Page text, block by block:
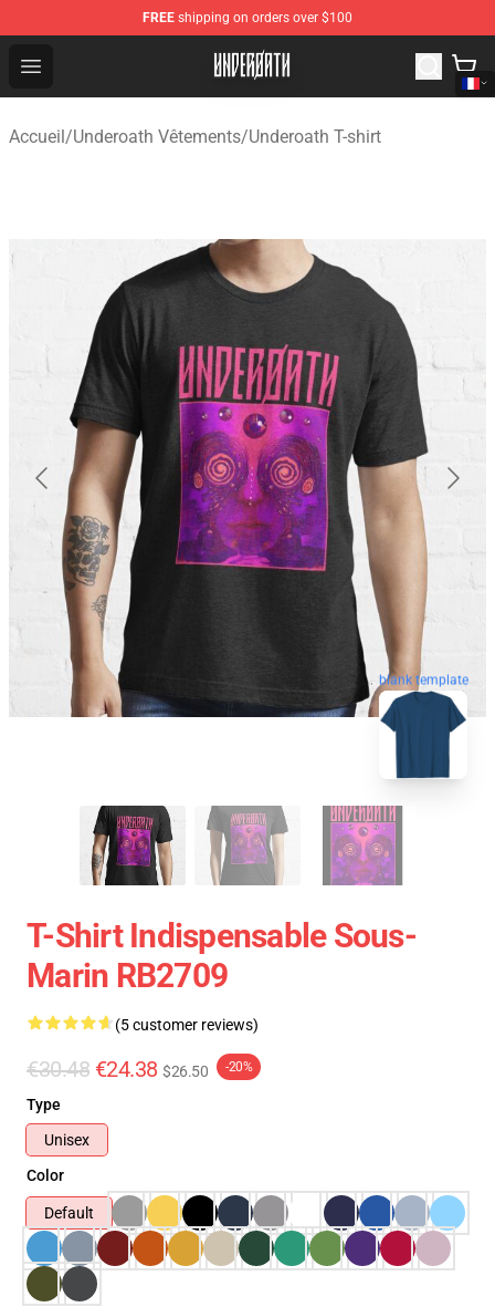
FREE shipping on orders over $100
Open menu
Underoath Store - Official Underoath Merchandise Shop
Accueil/Underoath Vêtements/Underoath T-shirt
blank template
T-Shirt Indispensable Sous-
Marin RB2709
(5 customer reviews)
€30.48 €24.38 $26.50 -20%
Type
Unisex
Color
Default